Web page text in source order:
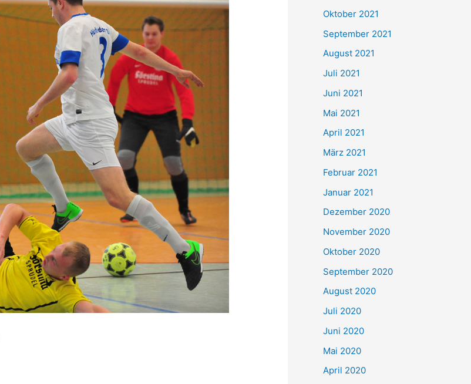
e
n
h
:
Oktober 2021
September 2021
August 2021
Juli 2021
Juni 2021
Mai 2021
April 2021
März 2021
Februar 2021
Januar 2021
Dezember 2020
November 2020
Oktober 2020
September 2020
August 2020
Juli 2020
Juni 2020
Mai 2020
April 2020